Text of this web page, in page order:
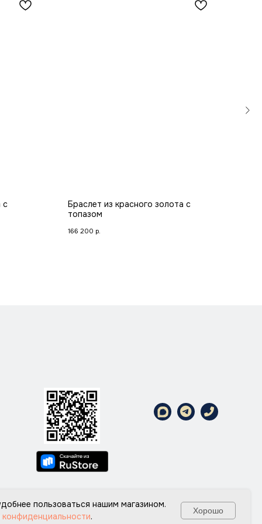
с
Браслет из красного золота с
топазом
166 200 р.
Политика конфедециальности
пользоваться нашим магазином.
конфиденциальности.
Хорошо